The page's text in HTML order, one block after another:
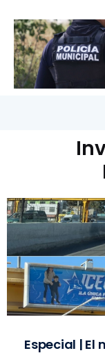
Especial |